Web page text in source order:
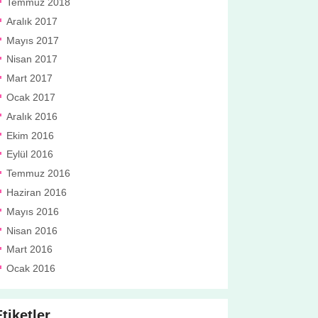
Aralık 2017
Mayıs 2017
Nisan 2017
Mart 2017
Ocak 2017
Aralık 2016
Ekim 2016
Eylül 2016
Temmuz 2016
Haziran 2016
Mayıs 2016
Nisan 2016
Mart 2016
Ocak 2016